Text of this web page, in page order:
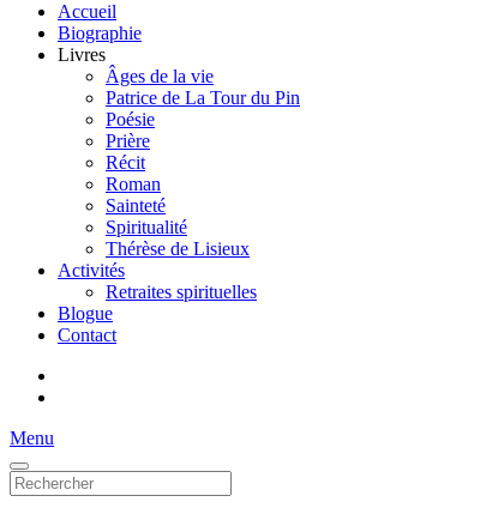
Accueil
Biographie
Livres
Âges de la vie
Patrice de La Tour du Pin
Poésie
Prière
Récit
Roman
Sainteté
Spiritualité
Thérèse de Lisieux
Activités
Retraites spirituelles
Blogue
Contact
Menu